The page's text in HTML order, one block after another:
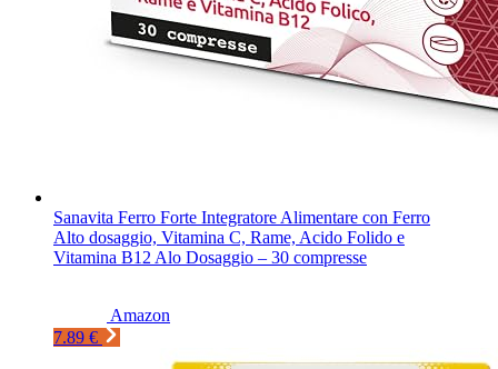
Sanavita Ferro Forte Integratore Alimentare con Ferro
Alto dosaggio, Vitamina C, Rame, Acido Folido e
Vitamina B12 Alo Dosaggio – 30 compresse
Amazon
7.89 €